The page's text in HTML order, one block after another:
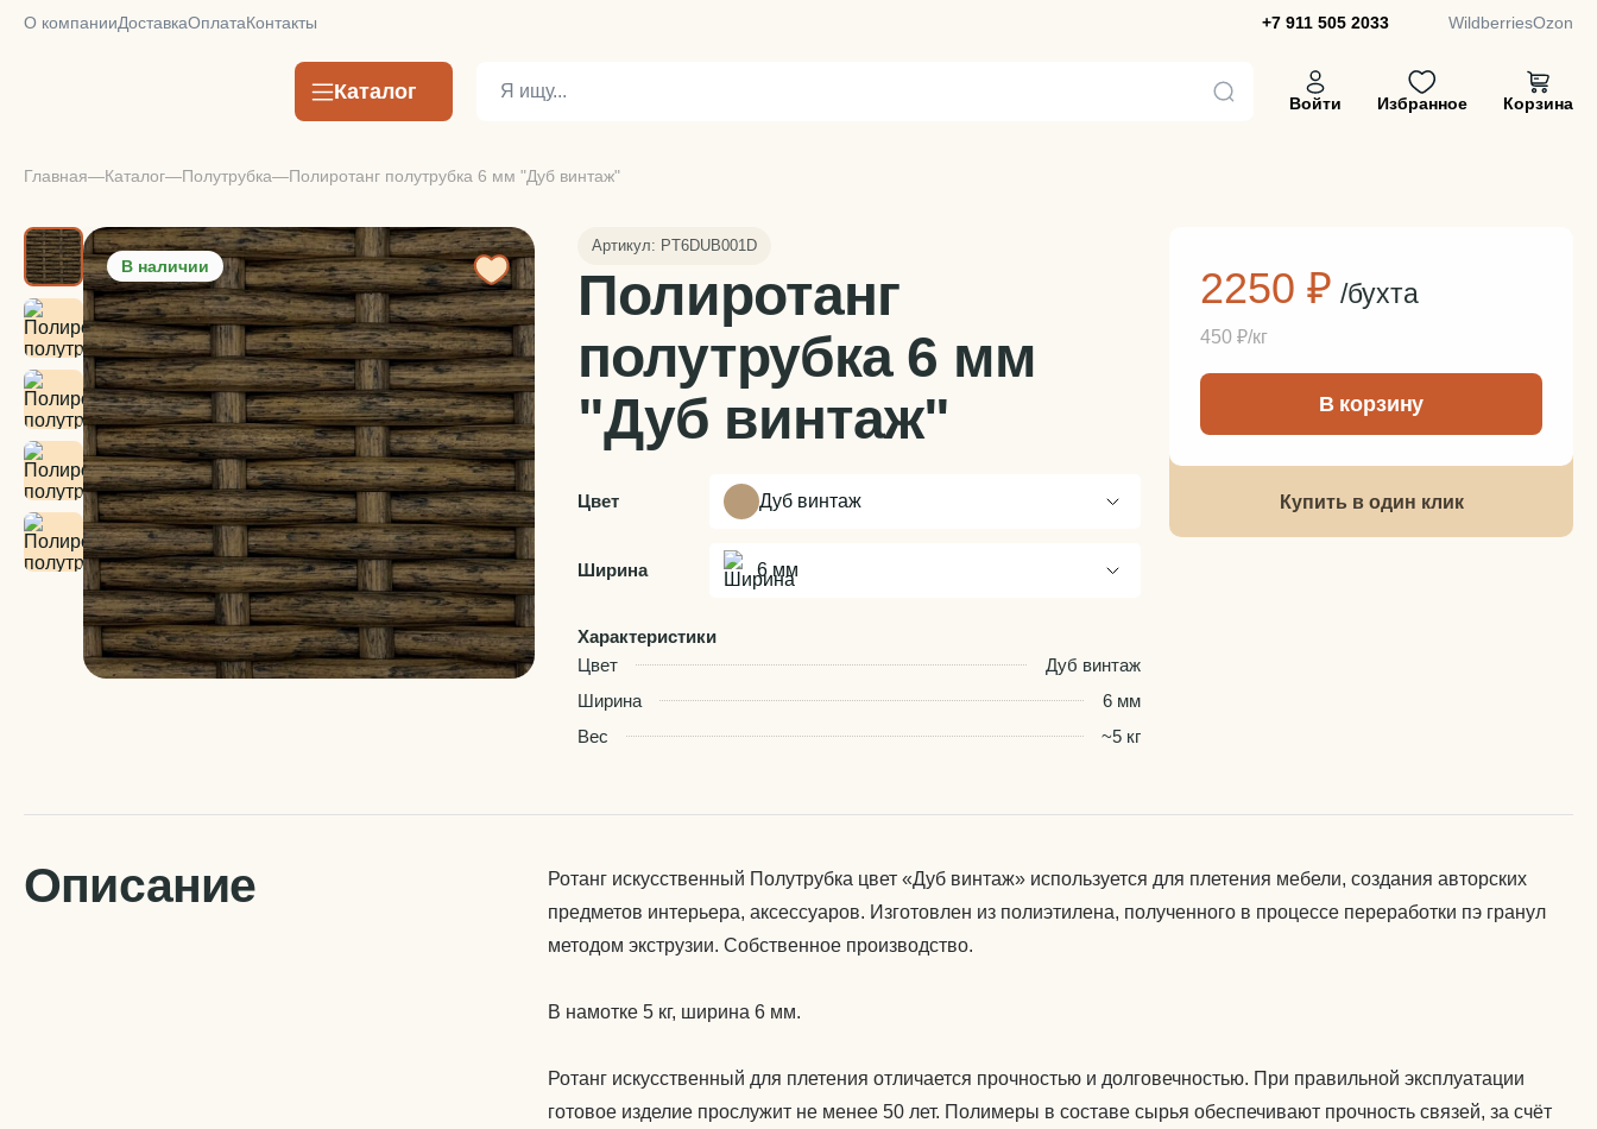
О компанииДоставкаОплатаКонтакты +7 911 505 2033 WildberriesOzon
Каталог
Войти Избранное Корзина
Главная Каталог Полутрубка Полиротанг полутрубка 6 мм "Дуб винтаж"
В наличии
Артикул: PT6DUB001D
Полиротанг
полутрубка 6 мм
"Дуб винтаж"
Цвет Дуб винтаж
Ширина 6 мм
Характеристики
Цвет
Дуб винтаж
Ширина
6 мм
Вес
~5 кг
2250 ₽ /бухта
450 ₽/кг
-В корзину
Купить в один клик
Описание
Ротанг искусственный Полутрубка цвет «Дуб винтаж» используется для плетения мебели, создания авторских
предметов интерьера, аксессуаров. Изготовлен из полиэтилена, полученного в процессе переработки пэ гранул
методом экструзии. Собственное производство.
В намотке 5 кг, ширина 6 мм.
Ротанг искусственный для плетения отличается прочностью и долговечностью. При правильной эксплуатации
готовое изделие прослужит не менее 50 лет. Полимеры в составе сырья обеспечивают прочность связей, за счёт